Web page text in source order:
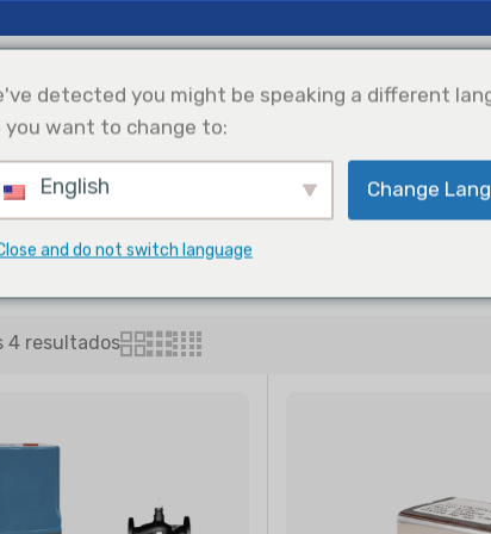
Selección De
Water Regulating Valves
4 resultados
detected you might be speaking a different
you want to change to:
English Change
and do not switch language